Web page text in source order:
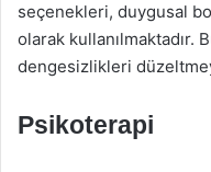
seçenekleri, duygusal
olarak kullanılmaktadır.
dengesizlikleri
Psikoterapi